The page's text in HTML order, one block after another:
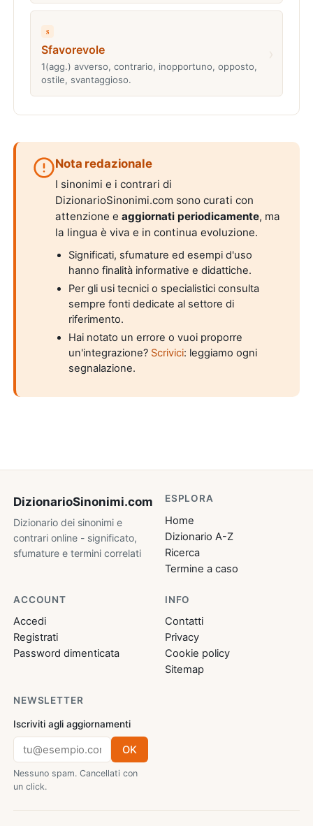
s
Sfavorevole
1(agg.) avverso, contrario, inopportuno, opposto,
ostile, svantaggioso.
Nota redazionale
I sinonimi e i contrari di
DizionarioSinonimi.com sono curati con
attenzione eaggiornati periodicamente, ma
la lingua è viva e in continua evoluzione.
Significati, sfumature ed esempi d'uso
hanno finalità informative e didattiche.
Per gli usi tecnici o specialistici consulta
sempre fonti dedicate al settore di
riferimento.
Hai notato un errore o vuoi proporre
un'integrazione? Scrivici: leggiamo ogni
segnalazione.
DizionarioSinonimi.com
Dizionario dei sinonimi e
contrari online - significato,
sfumature e termini correlati
ESPLORA
Home
Dizionario A-Z
Ricerca
Termine a caso
ACCOUNT
Accedi
Registrati
Password dimenticata
INFO
Contatti
Privacy
Cookie policy
Sitemap
NEWSLETTER
Iscriviti agli aggiornamenti
OK
Nessuno spam. Cancellati con
un click.